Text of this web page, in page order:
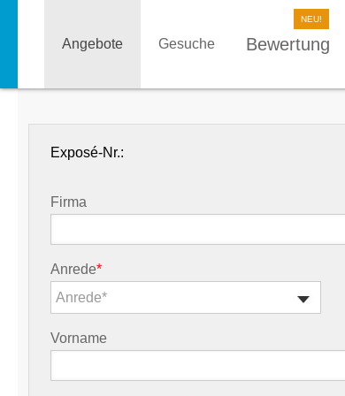
Angebote Gesuche Bewertung
Exposé-Nr.:
Firma
Anrede*
Anrede*
Vorname